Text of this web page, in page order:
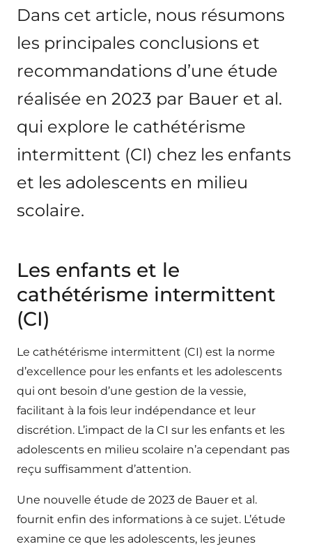
Dans cet article, nous résumons
les principales conclusions et
recommandations d’une étude
réalisée en 2023 par Bauer et al.
qui explore le cathétérisme
intermittent (CI) chez les enfants
et les adolescents en milieu
scolaire.
Les enfants et le
cathétérisme intermittent
(CI)
Le cathétérisme intermittent (CI) est la norme
d’excellence pour les enfants et les adolescents
qui ont besoin d’une gestion de la vessie,
facilitant à la fois leur indépendance et leur
discrétion. L’impact de la CI sur les enfants et les
adolescents en milieu scolaire n’a cependant pas
reçu suffisamment d’attention.
Une nouvelle étude de 2023 de Bauer et al.
fournit enfin des informations à ce sujet. L’étude
examine ce que les adolescents, les jeunes